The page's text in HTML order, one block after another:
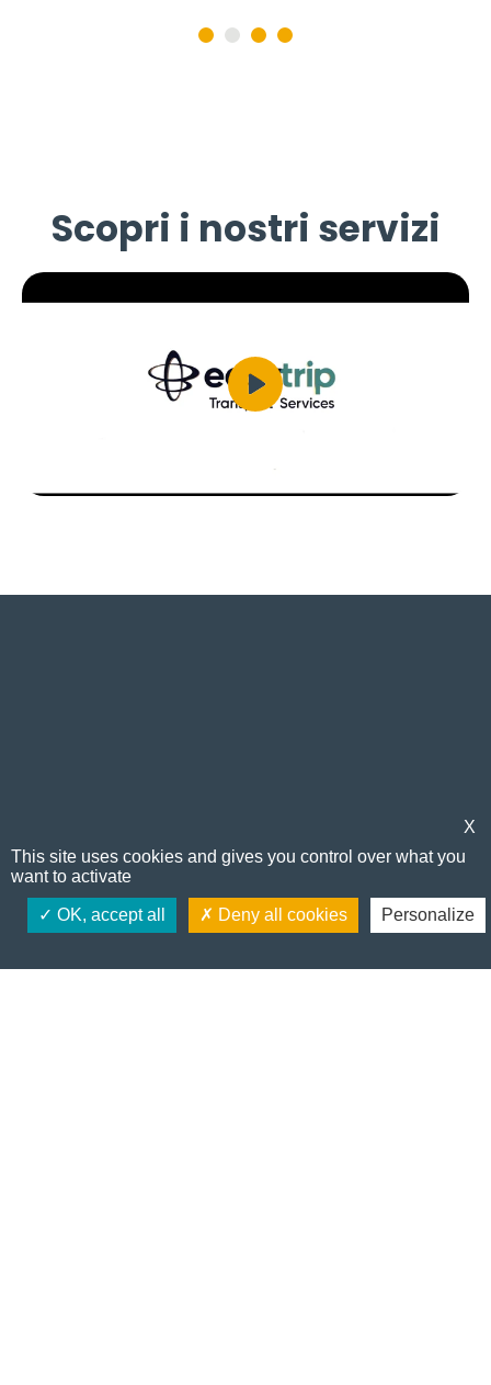
Scopri i nostri servizi
X
This site uses cookies and gives you control over what you
want to activate
OK, accept all Deny all cookies Personalize